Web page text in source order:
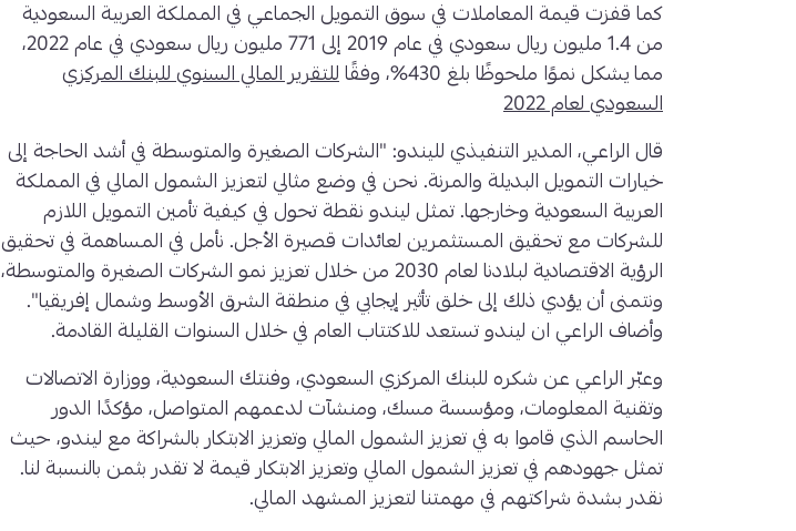
كما قفزت قيمة المعاملات في سوق التمويل الجماعي في المملكة العربية السعودية
من 1.4 مليون ريال سعودي في عام 2019 إلى 771 مليون ريال سعودي في عام 2022،
مما يشكل نموًا ملحوظًا بلغ 430%، وفقًا
للتقرير المالي السنوي للبنك المركزي
السعودي لعام 2022
قال الراعي، المدير التنفيذي لليندو: "الشركات الصغيرة والمتوسطة في أشد الحاجة إلى
خيارات التمويل البديلة والمرنة. نحن في وضع مثالي لتعزيز الشمول المالي في المملكة
العربية السعودية وخارجها. تمثل ليندو نقطة تحول في كيفية تأمين التمويل اللازم
للشركات مع تحقيق المستثمرين لعائدات قصيرة الأجل. نأمل في المساهمة في تحقيق
الرؤية الاقتصادية لبلادنا لعام 2030 من خلال تعزيز نمو الشركات الصغيرة والمتوسطة،
ونتمنى أن يؤدي ذلك إلى خلق تأثير إيجابي في منطقة الشرق الأوسط وشمال إفريقيا".
وأضاف الراعي ان ليندو تستعد للاكتتاب العام في خلال السنوات القليلة القادمة.
وعبّر الراعي عن شكره للبنك المركزي السعودي، وفنتك السعودية، ووزارة الاتصالات
وتقنية المعلومات، ومؤسسة مسك، ومنشآت لدعمهم المتواصل، مؤكدًا الدور
الحاسم الذي قاموا به في تعزيز الشمول المالي وتعزيز الابتكار بالشراكة مع ليندو، حيث
تمثل جهودهم في تعزيز الشمول المالي وتعزيز الابتكار قيمة لا تقدر بثمن بالنسبة لنا.
نقدر بشدة شراكتهم في مهمتنا لتعزيز المشهد المالي.